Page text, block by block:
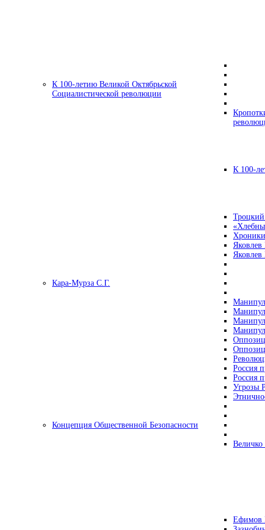
К 100-летию Великой Октябрьской
Социалистической революции
К 100-
Кара-Мурза С.Г.
Россия
Россия
Угрозы
Концепция Общественной Безопасности
Ефимов